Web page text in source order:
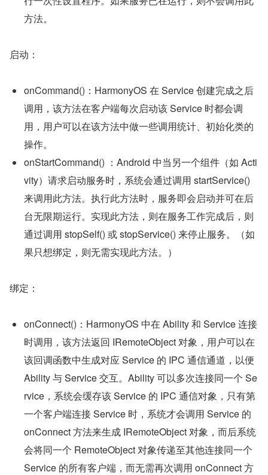
方法。
启动：
onCommand()：HarmonyOS 在 Service 创建完成之后
调用，该方法在客户端每次启动该 Service 时都会调
用，用户可以在该方法中做一些调用统计、初始化类的
操作。
onStartCommand() ：Android 中当另一个组件（如 Acti
vity）请求启动服务时，系统会通过调用 startService()
来调用此方法。执行此方法时，服务即会启动并可在后
台无限期运行。实现此方法，则在服务工作完成后，则
通过调用 stopSelf() 或 stopService() 来停止服务。（如
果只想绑定，则无需实现此方法。）
绑定：
onConnect()：HarmonyOS 中在 Ability 和 Service 连接
时调用，该方法返回 IRemoteObject 对象，用户可以在
该回调函数中生成对应 Service 的 IPC 通信通道，以便
Ability 与 Service 交互。Ability 可以多次连接同一个 Se
rvice，系统会缓存该 Service 的 IPC 通信对象，只有第
一个客户端连接 Service 时，系统才会调用 Service 的
onConnect 方法来生成 IRemoteObject 对象，而后系统
会将同一个 RemoteObject 对象传递至其他连接同一个
Service 的所有客户端，而无需再次调用 onConnect 方